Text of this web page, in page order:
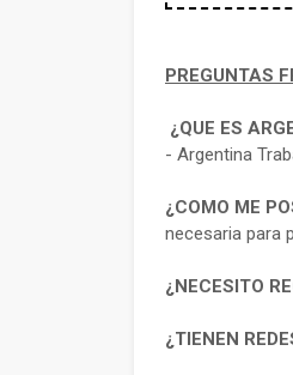
PREGUNTAS
¿QUE ES
- Argentina
¿COMO ME
necesaria para
¿NECESITO
¿TIENEN